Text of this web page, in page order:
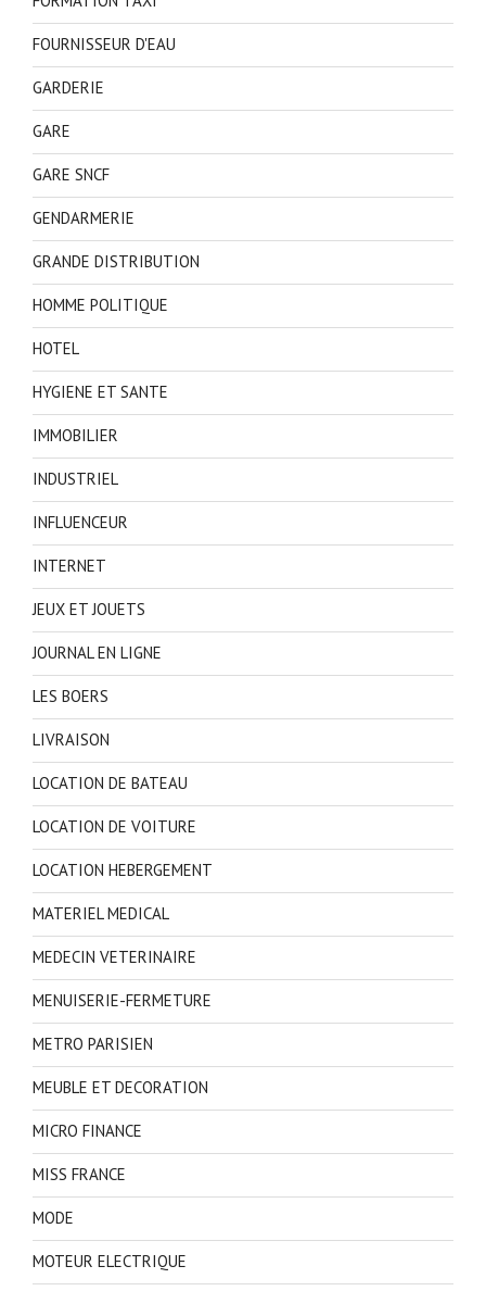
FOURNISSEUR D'EAU
GARDERIE
GARE
GARE SNCF
GENDARMERIE
GRANDE DISTRIBUTION
HOMME POLITIQUE
HOTEL
HYGIENE ET SANTE
IMMOBILIER
INDUSTRIEL
INFLUENCEUR
INTERNET
JEUX ET JOUETS
JOURNAL EN LIGNE
LES BOERS
LIVRAISON
LOCATION DE BATEAU
LOCATION DE VOITURE
LOCATION HEBERGEMENT
MATERIEL MEDICAL
MEDECIN VETERINAIRE
MENUISERIE-FERMETURE
METRO PARISIEN
MEUBLE ET DECORATION
MICRO FINANCE
MISS FRANCE
MODE
MOTEUR ELECTRIQUE